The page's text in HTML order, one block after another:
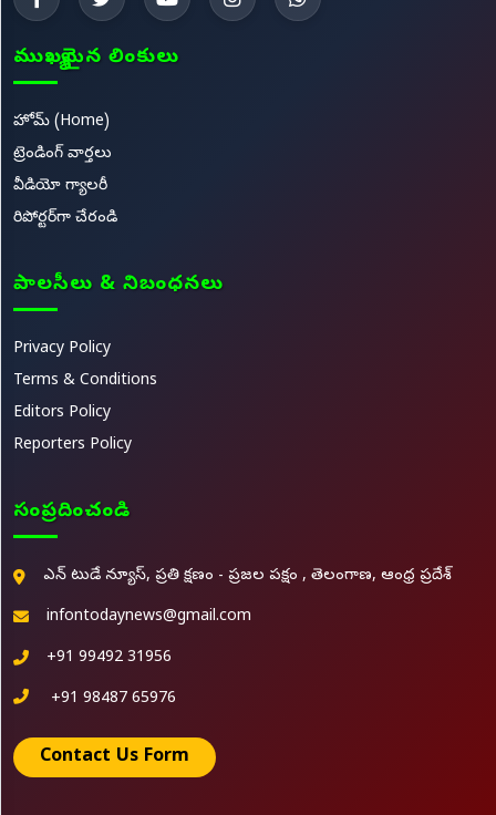
ముఖ్యమైన లింకులు
హోమ్ (Home)
ట్రెండింగ్ వార్తలు
వీడియో గ్యాలరీ
రిపోర్టర్‌గా చేరండి
పాలసీలు & నిబంధనలు
Privacy Policy
Terms & Conditions
Editors Policy
Reporters Policy
సంప్రదించండి
ఎన్ టుడే న్యూస్, ప్రతి క్షణం - ప్రజల పక్షం , తెలంగాణ, ఆంధ్ర ప్రదేశ్
infontodaynews@gmail.com
+91 99492 31956
+91 98487 65976
Contact Us Form